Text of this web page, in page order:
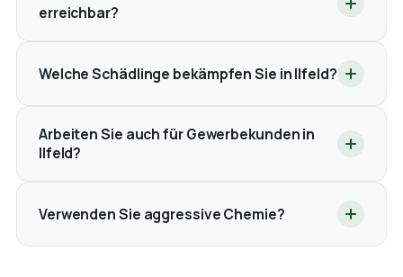
erreichbar?
Welche Schädlinge bekämpfen Sie in Ilfeld?
Arbeiten Sie auch für Gewerbekunden in
Ilfeld?
Verwenden Sie aggressive Chemie?